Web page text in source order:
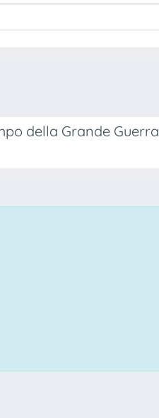
della Grande Guerra